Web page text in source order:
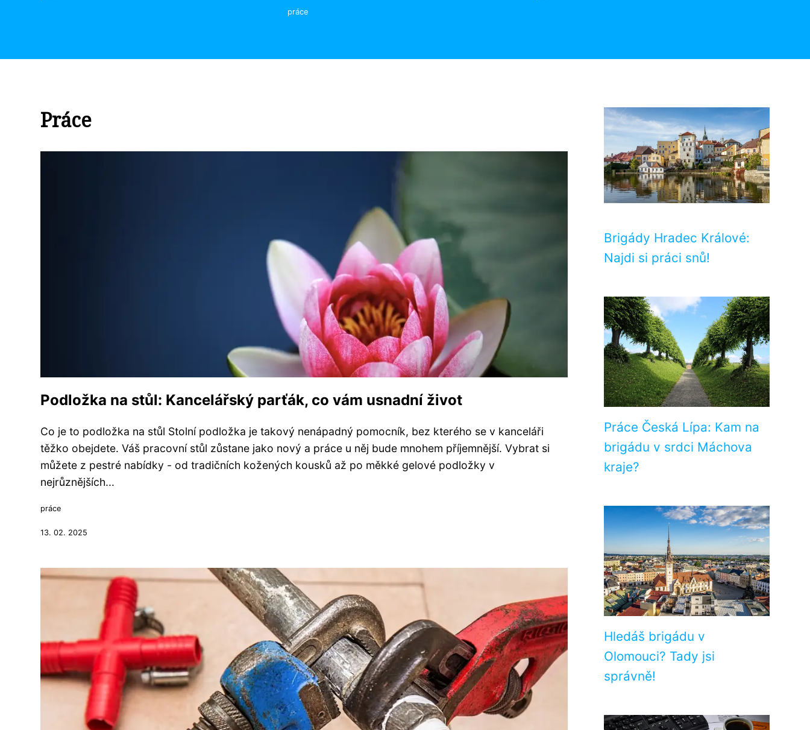
práce
Práce
Podložka na stůl: Kancelářský parťák, co vám usnadní život
Co je to podložka na stůl Stolní podložka je takový nenápadný pomocník, bez kterého se v kanceláři
těžko obejdete. Váš pracovní stůl zůstane jako nový a práce u něj bude mnohem příjemnější. Vybrat si
můžete z pestré nabídky - od tradičních kožených kousků až po měkké gelové podložky v
nejrůznějších...
práce
13. 02. 2025
Brigády Hradec Králové:
Najdi si práci snů!
Práce Česká Lípa: Kam na
brigádu v srdci Máchova
kraje?
Hledáš brigádu v
Olomouci? Tady jsi
správně!